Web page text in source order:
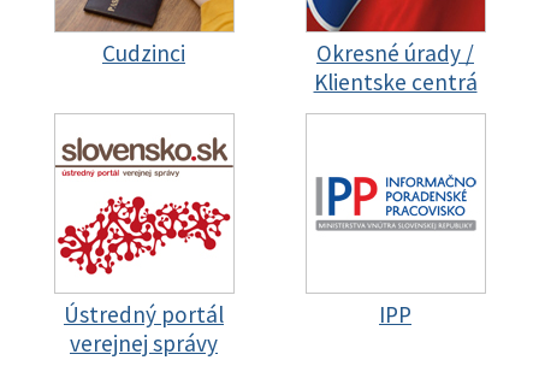
Cudzinci
Okresné úrady /
Klientske centrá
Ústredný portál
verejnej správy
IPP